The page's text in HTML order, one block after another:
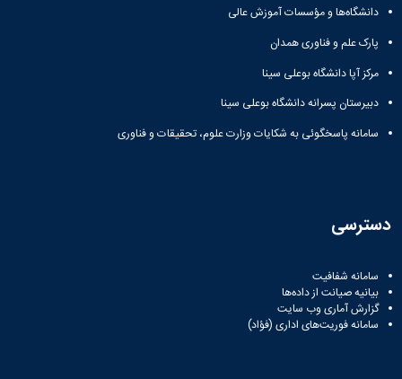
دانشگاه‌ها و مؤسسات آموزش عالی
پارک علم و فناوری همدان
مرکز آپا دانشگاه بوعلی سینا
دبیرستان پسرانه دانشگاه بوعلی سینا
سامانه پاسخگوئی به شکایات وزارت علوم، تحقیقات و فناوری
دسترسی
سامانه شفافیت
بیانیه صیانت از داده‌ها
گزارش آماری وب‌ سایت
سامانه فوریت‌های اداری (فؤاد)